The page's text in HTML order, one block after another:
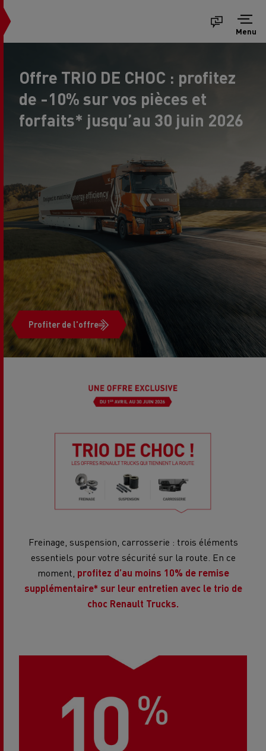
Menu
Offre TRIO DE CHOC : profitez
de -10% sur vos pièces et
forfaits* jusqu’au 30 juin 2026
Profiter de l'offre
Freinage, suspension, carrosserie : trois éléments
essentiels pour votre sécurité sur la route. En ce
moment, profitez d’au moins 10% de remise
supplémentaire* sur leur entretien avec le trio de
choc Renault Trucks.